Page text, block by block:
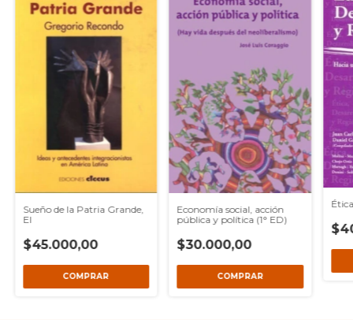
Sueño de la Patria Grande,
El
$45.000,00
Economía social, acción
pública y política (1° ED)
$30.000,00